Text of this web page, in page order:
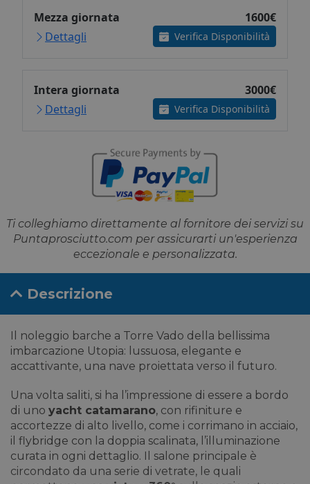
Mezza giornata
1600€
Dettagli
Verifica Disponibilità
Intera giornata
3000€
Dettagli
Verifica Disponibilità
Ti colleghiamo direttamente al fornitore dei servizi su
Puntaprosciutto.com per assicurarti un'esperienza
eccezionale e personalizzata.
Descrizione
Il noleggio barche a Torre Vado della bellissima
imbarcazione Utopia: lussuosa, elegante e
accattivante, una nave proiettata verso il futuro.
Una volta saliti, si ha l’impressione di essere a bordo
di uno yacht catamarano, con rifiniture e
accortezze di alto livello, come i corrimano in acciaio,
il flybridge con la doppia scalinata, l’illuminazione
curata in ogni dettaglio. Il salone principale è
circondato da una serie di vetrate, le quali